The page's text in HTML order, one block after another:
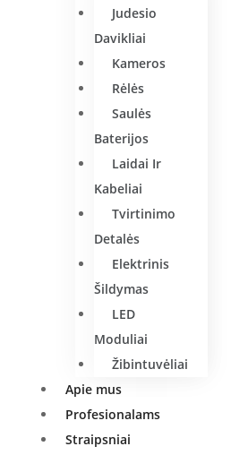
Judesio
Davikliai
Kameros
Rėlės
Saulės
Baterijos
Laidai Ir
Kabeliai
Tvirtinimo
Detalės
Elektrinis
Šildymas
LED
Moduliai
Žibintuvėliai
Apie mus
Profesionalams
Straipsniai